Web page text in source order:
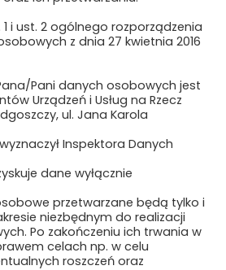
na kolei” –
transport
wszystkich
maja 2022/>
z VIII Konferencji
regionalne i
–
i
maja 2022/>
1 i ust. 2 ogólnego rozporządzenia
z dnia 27 kwietnia 2016
Pani danych osobowych jest
Urządzeń i Usług na Rzecz
ul. Jana Karola
Inspektora Danych
dane wyłącznie
przetwarzane będą tylko i
niezbędnym do realizacji
Po zakończeniu ich trwania w
celach np. w celu
roszczeń oraz